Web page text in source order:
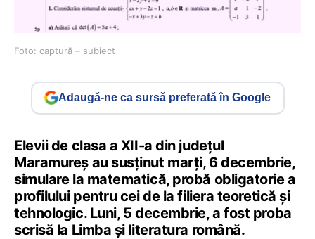
Foto: captură – subiect
Adaugă-ne ca sursă preferată în Google
Elevii de clasa a XII-a din județul
Maramureș au susținut marți, 6 decembrie,
simulare la matematică, probă obligatorie a
profilului pentru cei de la filiera teoretică și
tehnologic. Luni, 5 decembrie, a fost proba
scrisă la Limba și literatura română.